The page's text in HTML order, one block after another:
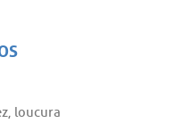
, loucura